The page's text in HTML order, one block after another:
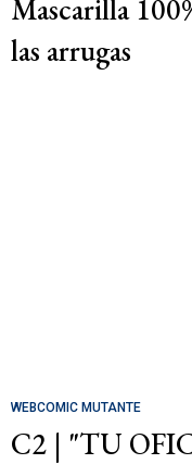
Mascarilla
las arrugas
WEBCOMIC MUTANTE
C2 | "TU